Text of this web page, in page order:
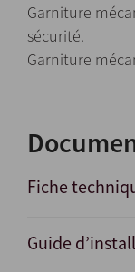
Garniture
sécurité.
Garniture
Fiche
Guide